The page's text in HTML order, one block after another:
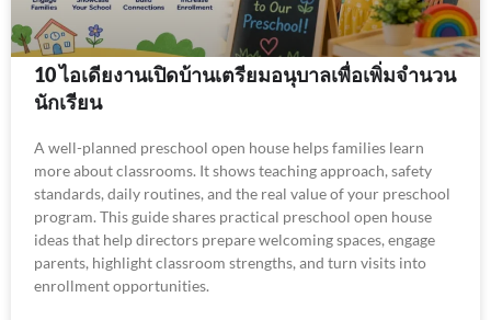
10 ไอเดียงานเปิดบ้านเตรียมอนุบาลเพื่อเพิ่มจำนวน
นักเรียน
A well-planned preschool open house helps families learn
more about classrooms. It shows teaching approach, safety
standards, daily routines, and the real value of your preschool
program. This guide shares practical preschool open house
ideas that help directors prepare welcoming spaces, engage
parents, highlight classroom strengths, and turn visits into
enrollment opportunities.